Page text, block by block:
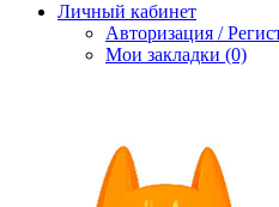
Личный кабинет
Авторизация /
Мои закладки (0)